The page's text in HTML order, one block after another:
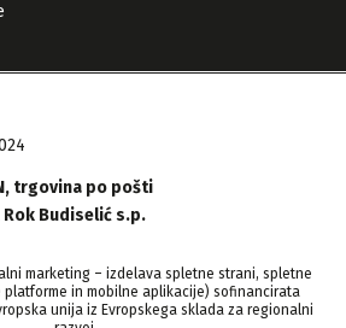
trgovina po pošti
Budiselić s.p.
marketing – izdelava spletne strani, spletne
in mobilne aplikacije) sofinancirata
unija iz Evropskega sklada za regionalni